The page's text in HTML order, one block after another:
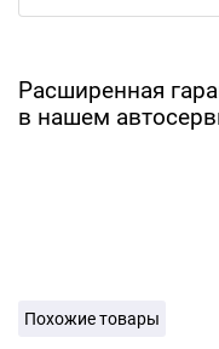
Расширенная
в нашем
Похожие товары